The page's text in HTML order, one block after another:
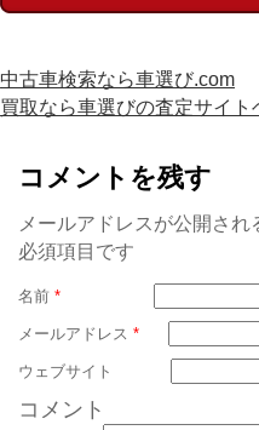
中古車検索なら車選び.com
買取なら車選びの査定サイト
コメントを残す
メールアドレスが公開さ
必須項目です
名前 *
メールアドレス *
ウェブサイト
コメント